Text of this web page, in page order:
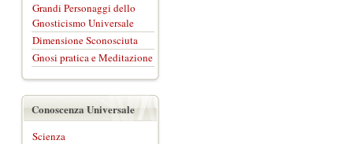
Grandi Personaggi dello
Gnosticismo Universale
Dimensione Sconosciuta
Gnosi pratica e Meditazione
Conoscenza Universale
Scienza